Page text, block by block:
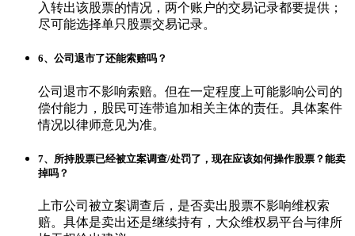
入转出该股票的情况，两个账户的交易记录都要提供；
尽可能选择单只股票交易记录。
6、公司退市了还能索赔吗？
公司退市不影响索赔。但在一定程度上可能影响公司的
偿付能力，股民可连带追加相关主体的责任。具体案件
情况以律师意见为准。
7、所持股票已经被立案调查/处罚了，现在应该如何操作股票？能卖
掉吗？
上市公司被立案调查后，是否卖出股票不影响维权索
赔。具体是卖出还是继续持有，大众维权易平台与律所